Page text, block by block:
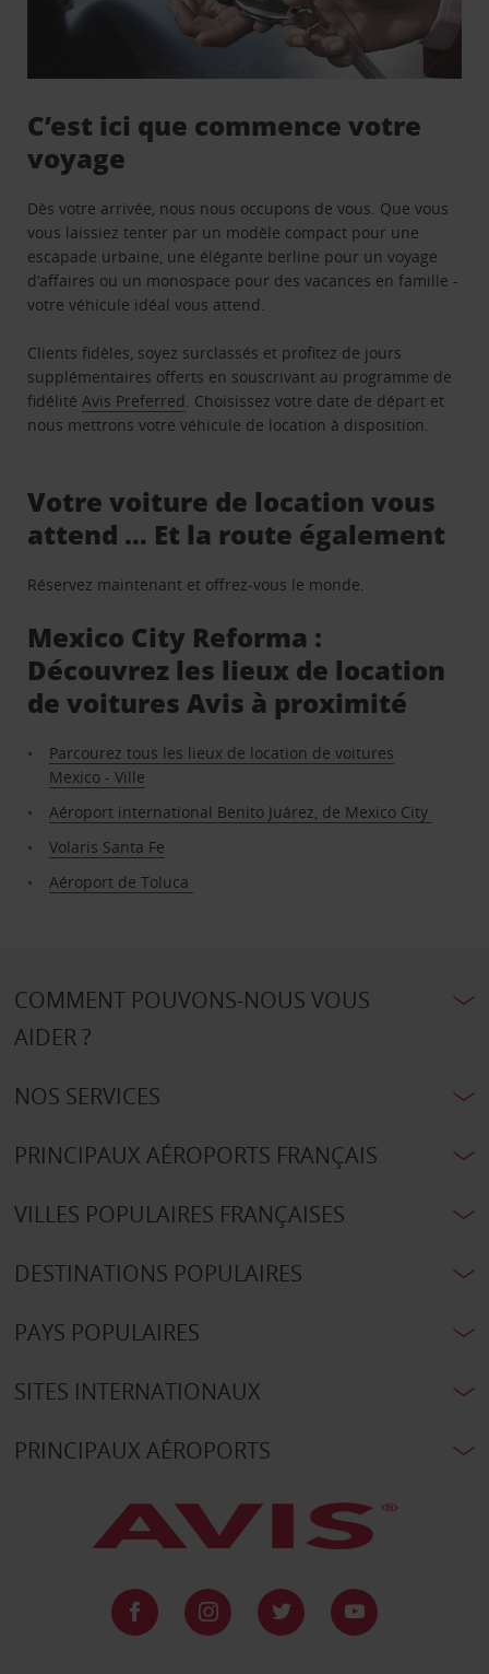
C’est ici que commence votre
voyage
Dès votre arrivée, nous nous occupons de vous. Que vous
vous laissiez tenter par un modèle compact pour une
escapade urbaine, une élégante berline pour un voyage
d’affaires ou un monospace pour des vacances en famille -
votre véhicule idéal vous attend.
Clients fidèles, soyez surclassés et profitez de jours
supplémentaires offerts en souscrivant au programme de
fidélitéAvis Preferred. Choisissez votre date de départ et
nous mettrons votre véhicule de location à disposition.
Votre voiture de location vous
attend … Et la route également
Réservez maintenant et offrez-vous le monde.
Mexico City Reforma :
Découvrez les lieux de location
de voitures Avis à proximité
Parcourez tous les lieux de location de voitures
Mexico - Ville
Aéroport international Benito Juárez, de Mexico City
Volaris Santa Fe
Aéroport de Toluca
COMMENT POUVONS-NOUS VOUS
AIDER ?
NOS SERVICES
PRINCIPAUX AÉROPORTS FRANÇAIS
VILLES POPULAIRES FRANÇAISES
DESTINATIONS POPULAIRES
PAYS POPULAIRES
SITES INTERNATIONAUX
PRINCIPAUX AÉROPORTS